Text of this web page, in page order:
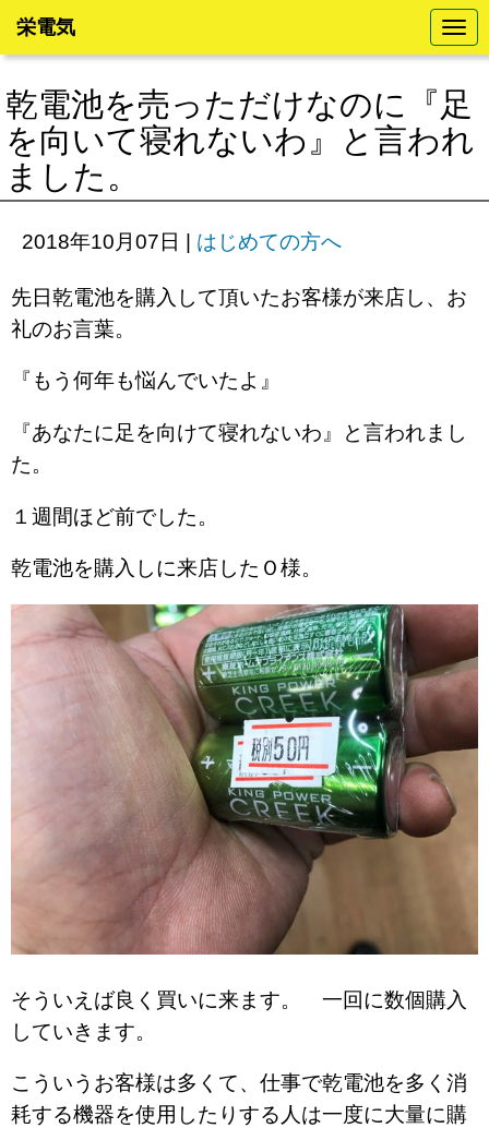
N
a
v
g
a
t
栄電気
乾電池を売っただけなのに『足
を向いて寝れないわ』と言われ
ました。
2018年10月07日 | はじめての方へ
先日乾電池を購入して頂いたお客様が来店し、お
礼のお言葉。
『もう何年も悩んでいたよ』
『あなたに足を向けて寝れないわ』と言われまし
た。
１週間ほど前でした。
乾電池を購入しに来店したＯ様。
そういえば良く買いに来ます。 一回に数個購入
していきます。
こういうお客様は多くて、仕事で乾電池を多く消
耗する機器を使用したりする人は一度に大量に購